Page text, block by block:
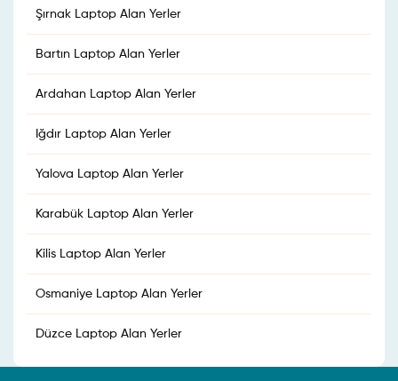
Şırnak Laptop Alan Yerler
Bartın Laptop Alan Yerler
Ardahan Laptop Alan Yerler
Iğdır Laptop Alan Yerler
Yalova Laptop Alan Yerler
Karabük Laptop Alan Yerler
Kilis Laptop Alan Yerler
Osmaniye Laptop Alan Yerler
Düzce Laptop Alan Yerler